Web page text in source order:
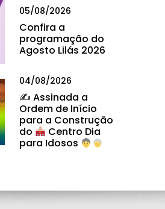
05/08/2026
Confira a
programação do
Agosto Lilás 2026
04/08/2026
✍ Assinada a
Ordem de Início
para a Construção
do
Centro Dia
para Idosos